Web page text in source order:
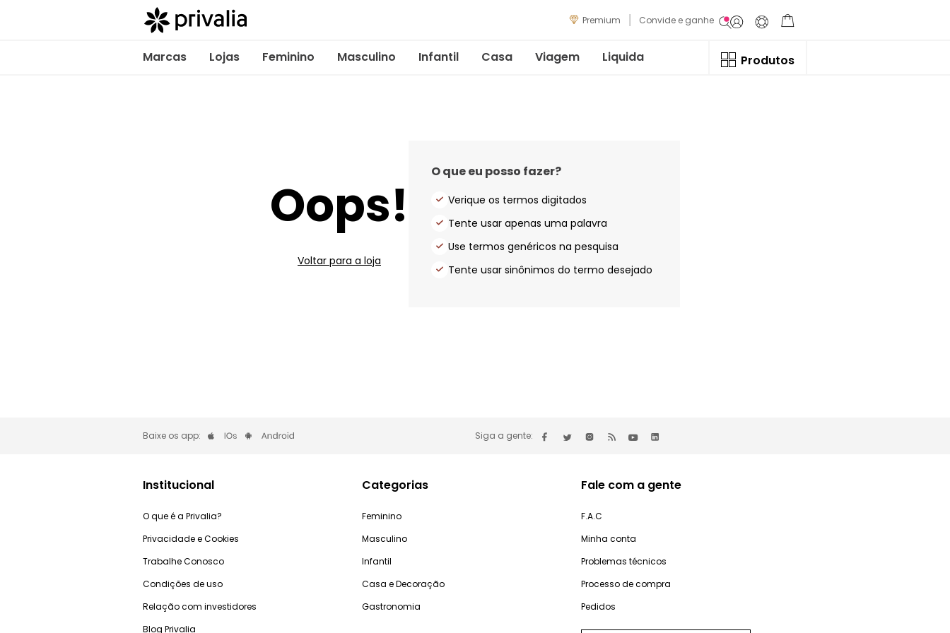
Premium Convide e ganhe
Marcas Lojas Feminino Masculino Infantil Casa Viagem Liquida Produtos
Oops!
Voltar para a loja
O que eu posso fazer?
Verique os termos digitados
Tente usar apenas uma palavra
Use termos genéricos na pesquisa
Tente usar sinônimos do termo desejado
Baixe os app: Siga a gente:
Institucional
O que é a Privalia?
Privacidade e Cookies
Trabalhe Conosco
Condições de uso
Relação com investidores
Blog Privalia
Categorias
Feminino
Masculino
Infantil
Casa e Decoração
Gastronomia
Fale com a gente
F.A.C
Minha conta
Problemas técnicos
Processo de compra
Pedidos